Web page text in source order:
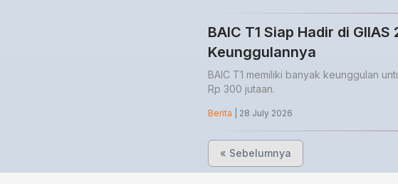
BAIC T1 Siap Hadir di
Keunggulannya
BAIC T1 memiliki banyak keunggulan
Rp 300 jutaan.
Berita | 28 July 2026
« Sebelumnya